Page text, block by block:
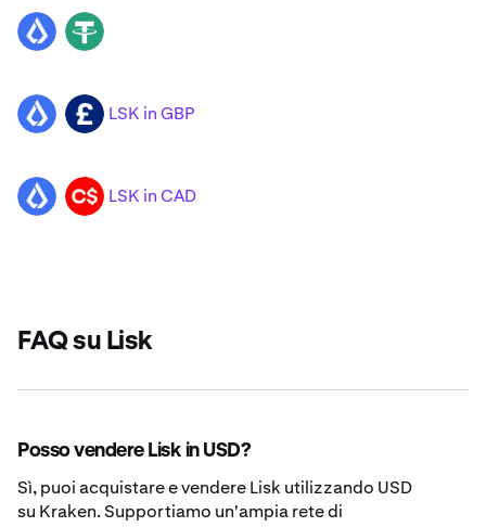
LSK USDT
LSK GBP LSK in GBP
LSK CAD LSK in CAD
FAQ su Lisk
Posso vendere Lisk in USD?
Sì, puoi acquistare e vendere Lisk utilizzando USD
su Kraken. Supportiamo un'ampia rete di